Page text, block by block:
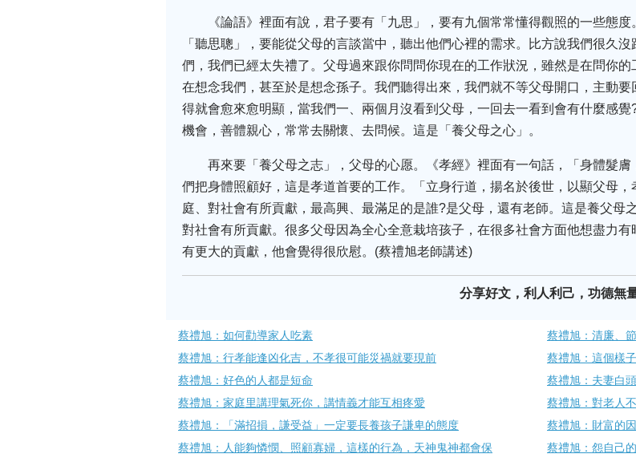
《論語》裡面有說，君子要有「九思」，要有九個常常懂得觀照的一些態
「聽思聰」，要能從父母的言談當中，聽出他們心裡的需求。比方說我們很久
們，我們已經太失禮了。父母過來跟你問問你現在的工作狀況，雖然是在問你
在想念我們，甚至於是想念孫子。我們聽得出來，我們就不等父母開口，主動
得就會愈來愈明顯，當我們一、兩個月沒看到父母，一回去一看到會有什麼感
機會，善體親心，常常去關懷、去問候。這是「養父母之心」。
再來要「養父母之志」，父母的心愿。《孝經》裡面有一句話，「身體髮
們把身體照顧好，這是孝道首要的工作。「立身行道，揚名於後世，以顯父母
庭、對社會有所貢獻，最高興、最滿足的是誰?是父母，還有老師。這是養父母
對社會有所貢獻。很多父母因為全心全意栽培孩子，在很多社會方面他想盡力
有更大的貢獻，他會覺得很欣慰。(蔡禮旭老師講述)
分享好文，利人利己，功德無
蔡禮旭：如何勸導家人吃素
蔡禮旭：清廉、
蔡禮旭：行孝能逢凶化吉，不孝很可能災禍就要現前
蔡禮旭：這個樣
蔡禮旭：好色的人都是短命
蔡禮旭：夫妻白
蔡禮旭：家庭里講理氣死你，講情義才能互相疼愛
蔡禮旭：對老人
蔡禮旭：「滿招損，謙受益」一定要長養孩子謙卑的態度
蔡禮旭：財富的
蔡禮旭：人能夠憐憫、照顧寡婦，這樣的行為，天神鬼神都會保
蔡禮旭：怨自己